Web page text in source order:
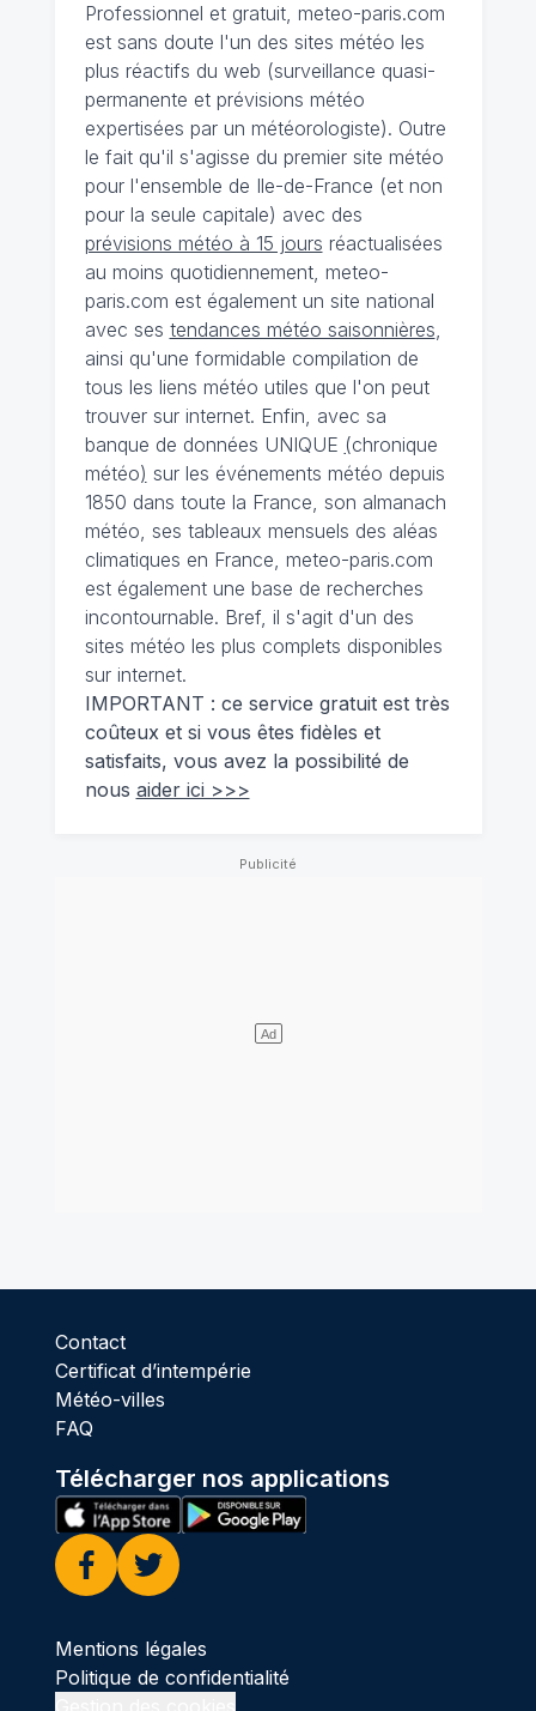
Professionnel et gratuit, meteo-paris.com
est sans doute l'un des sites météo les
plus réactifs du web (surveillance quasi-
permanente et prévisions météo
expertisées par un météorologiste). Outre
le fait qu'il s'agisse du premier site météo
pour l'ensemble de Ile-de-France (et non
pour la seule capitale) avec des
prévisions météo à 15 jours réactualisées
au moins quotidiennement, meteo-
paris.com est également un site national
avec ses tendances météo saisonnières,
ainsi qu'une formidable compilation de
tous les liens météo utiles que l'on peut
trouver sur internet. Enfin, avec sa
banque de données UNIQUE (chronique
météo) sur les événements météo depuis
1850 dans toute la France, son almanach
météo, ses tableaux mensuels des aléas
climatiques en France, meteo-paris.com
est également une base de recherches
incontournable. Bref, il s'agit d'un des
sites météo les plus complets disponibles
sur internet.
IMPORTANT : ce service gratuit est très
coûteux et si vous êtes fidèles et
satisfaits, vous avez la possibilité de
nous aider ici >>>
Contact
Certificat d’intempérie
Météo-villes
FAQ
Télécharger nos applications
Facebook
Twitter
Mentions légales
Politique de confidentialité